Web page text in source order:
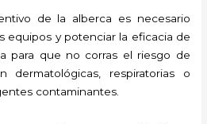
de la alberca es necesario
equipos y potenciar la eficacia de
para que no corras el riesgo de
dermatológicas, respiratorias o
contaminantes.